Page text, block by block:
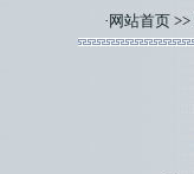
· 网站首页>>